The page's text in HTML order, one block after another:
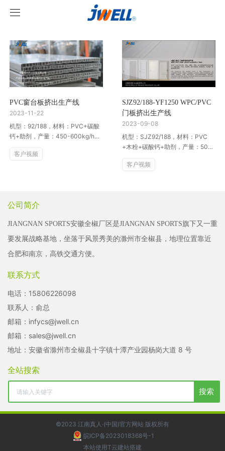
首页
关于我们
产品中心
挤出机系列
型材线系列
案例视频
客户视频
新闻中心
PVC窗台板挤出生产线
2023-11-22
机型：92/188，材料：PVC+碳酸
钙+助剂，产量：450-600kg/h，
客户：乌克兰
客户视频
SJZ92/188-YF1250 WPC/PVC
门板挤出生产线
2023-09-08
机型：SJZ92/188，材料：PVC
+木粉+碳酸钙+助剂，产量：500-
650 kg/h，客户:沙特
客户视频
公司简介
JIANGNAN SPORTS安徽全椒厂区是JIANGNAN SPORTS旗下又一重
要发展战略基地，坐落于风景秀美的滁州市全椒县，地理位置靠近
合肥和南京，高铁交通方便。
联系方式
电话： 15806226098
联系人：俞总
邮箱： infycs@jwell.cn
邮箱： sales@jwell.cn
地址：安徽省滁州市全椒县十字镇十潭产业园杨岗大道 8 号
全站搜索
搜索
©2023 江南真人·(中国)官方网站 版权所有
皖ICP备2023018368号-1
本站使用T云建站搭建